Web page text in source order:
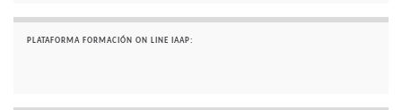
PLATAFORMA FORMACIÓN ON LINE IAAP: